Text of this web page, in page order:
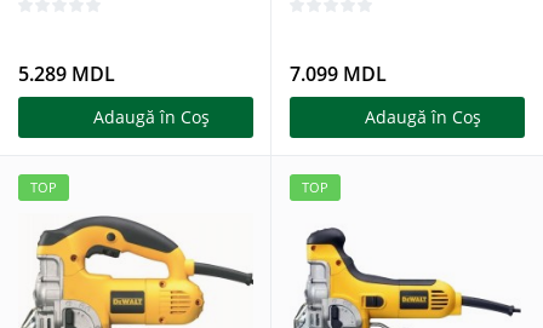
5.289 MDL
Adaugă în Coş
7.099 MDL
Adaugă în Coş
TOP TOP